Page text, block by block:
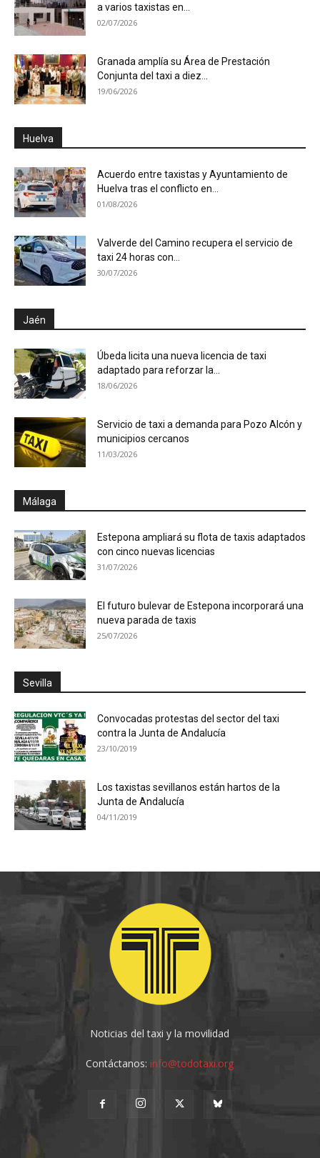
a varios taxistas en...
02/07/2026
Granada amplía su Área de Prestación
Conjunta del taxi a diez...
19/06/2026
Huelva
Acuerdo entre taxistas y Ayuntamiento de
Huelva tras el conflicto en...
01/08/2026
Valverde del Camino recupera el servicio de
taxi 24 horas con...
30/07/2026
Jaén
Úbeda licita una nueva licencia de taxi
adaptado para reforzar la...
18/06/2026
Servicio de taxi a demanda para Pozo Alcón y
municipios cercanos
11/03/2026
Málaga
Estepona ampliará su flota de taxis adaptados
con cinco nuevas licencias
31/07/2026
El futuro bulevar de Estepona incorporará una
nueva parada de taxis
25/07/2026
Sevilla
Convocadas protestas del sector del taxi
contra la Junta de Andalucía
23/10/2019
Los taxistas sevillanos están hartos de la
Junta de Andalucía
04/11/2019
Noticias del taxi y la movilidad
Contáctanos:info@todotaxi.org